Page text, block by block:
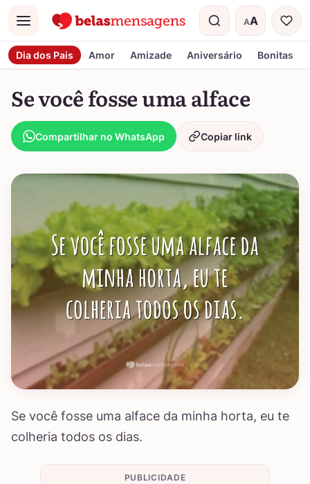
Menu AA
Tamanho do
Dia dos Pais Amor Amizade Aniversário Bonitas
Se você fosse uma alface
Compartilhar no WhatsApp Copiar link
Se você fosse uma alface da minha horta, eu te
colheria todos os dias.
PUBLICIDADE